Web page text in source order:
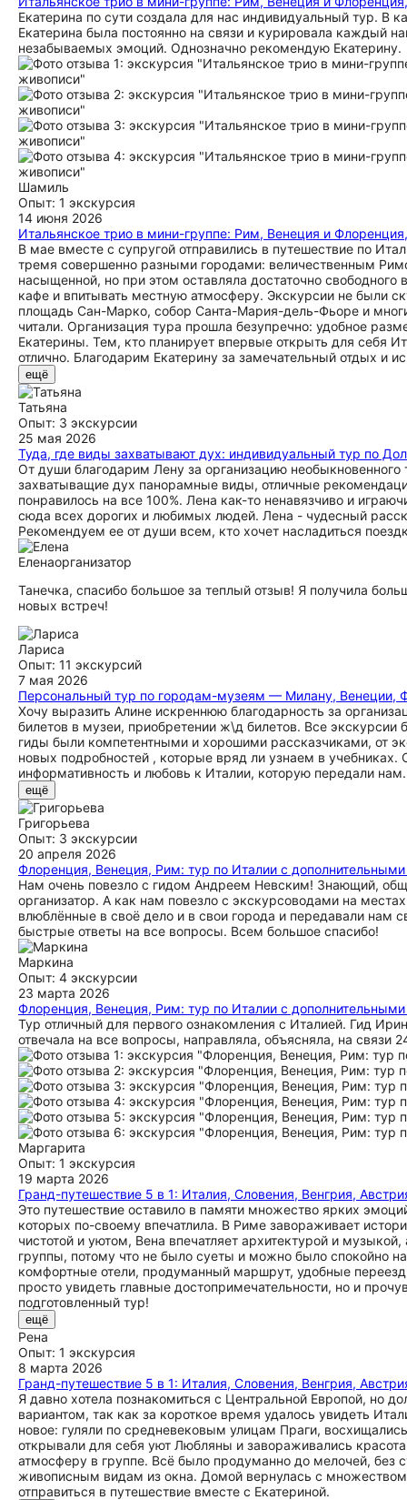
Екатерина по сути создала для нас индивидуальный тур.
Екатерина была постоянно на связи и курировала каждый
незабываемых эмоций. Однозначно рекомендую Екатерину.
Шамиль
Опыт: 1 экскурсия
14 июня 2026
Итальянское трио в мини-группе: Рим, Венеция и
В мае вместе с супругой отправились в путешествие по
тремя совершенно разными городами: величественным
насыщенной, но при этом оставляла достаточно
кафе и впитывать местную атмосферу. Экскурсии не были
площадь Сан-Марко, собор Санта-Мария-дель-Фьоре и
читали. Организация тура прошла безупречно: удобное
Екатерины. Тем, кто планирует впервые открыть для себя
отлично. Благодарим Екатерину за замечательный отдых и
ещё
Татьяна
Опыт: 3 экскурсии
25 мая 2026
Туда, где виды захватывают дух: индивидуальный тур по
От души благодарим Лену за организацию
захватыващие дух панорамные виды, отличные
понравилось на все 100%. Лена как-то ненавязчиво и
сюда всех дорогих и любимых людей. Лена - чудесный
Рекомендуем ее от души всем, кто хочет насладиться
Еленаорганизатор
Танечка, спасибо большое за теплый отзыв! Я получила
новых встреч!
Лариса
Опыт: 11 экскурсий
7 мая 2026
Персональный тур по городам-музеям — Милану, Венеции,
Хочу выразить Алине искреннюю благодарность за
билетов в музеи, приобретении ж\д билетов. Все
гиды были компетентными и хорошими рассказчиками, от
новых подробностей , которые вряд ли узнаем в
информативность и любовь к Италии, которую передали
ещё
Григорьева
Опыт: 3 экскурсии
20 апреля 2026
Флоренция, Венеция, Рим: тур по Италии с
Нам очень повезло с гидом Андреем Невским! Знающий,
организатор. А как нам повезло с экскурсоводами на
влюблённые в своё дело и в свои города и передавали нам
быстрые ответы на все вопросы. Всем большое спасибо!
Маркина
Опыт: 4 экскурсии
23 марта 2026
Флоренция, Венеция, Рим: тур по Италии с
Тур отличный для первого ознакомления с Италией. Гид
отвечала на все вопросы, направляла, объясняла, на
Маргарита
Опыт: 1 экскурсия
19 марта 2026
Гранд-путешествие 5 в 1: Италия, Словения, Венгрия,
Это путешествие оставило в памяти множество ярких
которых по-своему впечатлила. В Риме завораживает
чистотой и уютом, Вена впечатляет архитектурой и
группы, потому что не было суеты и можно было спокойно
комфортные отели, продуманный маршрут, удобные
просто увидеть главные достопримечательности, но и
подготовленный тур!
ещё
Рена
Опыт: 1 экскурсия
8 марта 2026
Гранд-путешествие 5 в 1: Италия, Словения, Венгрия,
Я давно хотела познакомиться с Центральной Европой, но
вариантом, так как за короткое время удалось увидеть
новое: гуляли по средневековым улицам Праги,
открывали для себя уют Любляны и завораживались
атмосферу в группе. Всё было продуманно до мелочей,
живописным видам из окна. Домой вернулась с
отправиться в путешествие вместе с Екатериной.